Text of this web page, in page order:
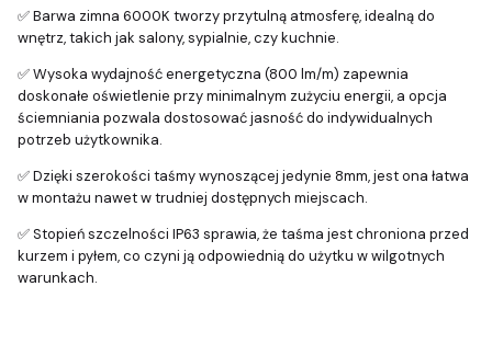
✅ Barwa zimna 6000K tworzy przytulną atmosferę, idealną do
wnętrz, takich jak salony, sypialnie, czy kuchnie.
✅ Wysoka wydajność energetyczna (800 lm/m) zapewnia
doskonałe oświetlenie przy minimalnym zużyciu energii, a opcja
ściemniania pozwala dostosować jasność do indywidualnych
potrzeb użytkownika.
✅ Dzięki szerokości taśmy wynoszącej jedynie 8mm, jest ona łatwa
w montażu nawet w trudniej dostępnych miejscach.
✅ Stopień szczelności IP63 sprawia, że taśma jest chroniona przed
kurzem i pyłem, co czyni ją odpowiednią do użytku w wilgotnych
warunkach.